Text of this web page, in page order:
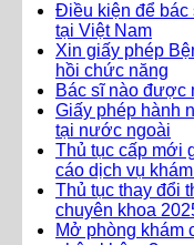
Điều kiện để
tại Việt Nam
Xin giấy phép
hồi chức năng
Bác sĩ nào được
Giấy phép hành
tại nước ngoài
Thủ tục cấp mới
cáo dịch vụ
Thủ tục thay đổi
chuyên khoa
Mở phòng khám